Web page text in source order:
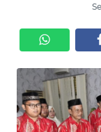
SERBA-
SERBI
OPINI
Informasi